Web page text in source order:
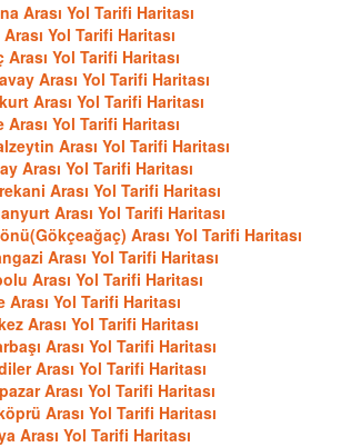
Arası Yol Tarifi Haritası
Yol Tarifi Haritası
Yol Tarifi Haritası
Arası Yol Tarifi Haritası
Arası Yol Tarifi Haritası
Yol Tarifi Haritası
Arası Yol Tarifi Haritası
Arası Yol Tarifi Haritası
Arası Yol Tarifi Haritası
Arası Yol Tarifi Haritası
Arası Yol Tarifi Haritası
Arası Yol Tarifi Haritası
Arası Yol Tarifi Haritası
Yol Tarifi Haritası
Arası Yol Tarifi Haritası
Arası Yol Tarifi Haritası
Arası Yol Tarifi Haritası
Arası Yol Tarifi Haritası
Arası Yol Tarifi Haritası
Arası Yol Tarifi Haritası